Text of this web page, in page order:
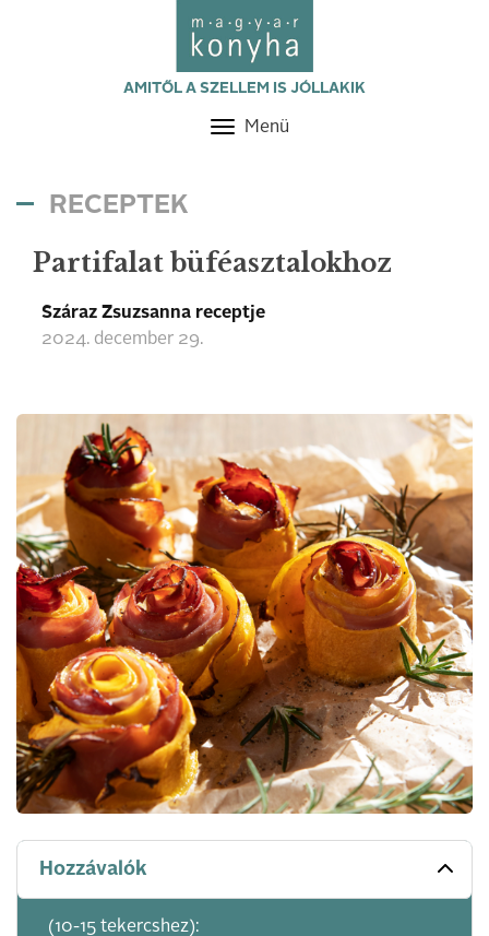
AMITŐL A SZELLEM IS JÓLLAKIK
Toggle
Menü
RECEPTEK
Partifalat büféasztalokhoz
Száraz Zsuzsanna receptje
2024. december 29.
Hozzávalók
(10-15 tekercshez):